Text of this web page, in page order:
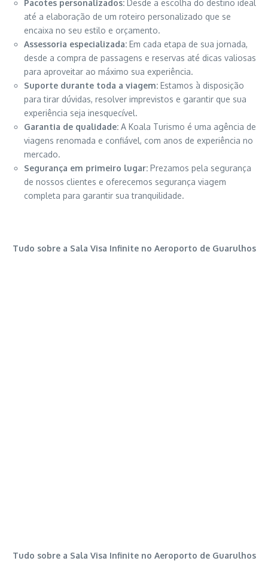
Pacotes personalizados: Desde a escolha do destino ideal
até a elaboração de um roteiro personalizado que se
encaixa no seu estilo e orçamento.
Assessoria especializada: Em cada etapa de sua jornada,
desde a compra de passagens e reservas até dicas valiosas
para aproveitar ao máximo sua experiência.
Suporte durante toda a viagem: Estamos à disposição
para tirar dúvidas, resolver imprevistos e garantir que sua
experiência seja inesquecível.
Garantia de qualidade: A Koala Turismo é uma agência de
viagens renomada e confiável, com anos de experiência no
mercado.
Segurança em primeiro lugar: Prezamos pela segurança
de nossos clientes e oferecemos segurança viagem
completa para garantir sua tranquilidade.
Tudo sobre a Sala Visa Infinite no Aeroporto de Guarulhos
Tudo sobre a Sala Visa Infinite no Aeroporto de Guarulhos